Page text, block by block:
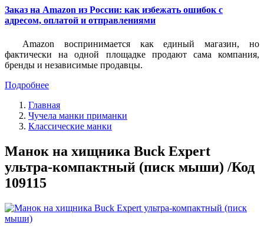
Заказ на Amazon из России: как избежать ошибок с
адресом, оплатой и отправлениями
Amazon воспринимается как единый магазин, но
фактически на одной площадке продают сама компания,
бренды и независимые продавцы.
Подробнее
Главная
Чучела манки приманки
Классические манки
Манок на хищника Buck Expert
ультра-компактный (писк мыши) /Код
109115